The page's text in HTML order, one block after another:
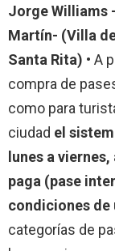
Jorge Williams
Martín- (Villa
Santa Rita) • A
compra de
como para
ciudad el
lunes a
paga (pase
condiciones de
categorías de